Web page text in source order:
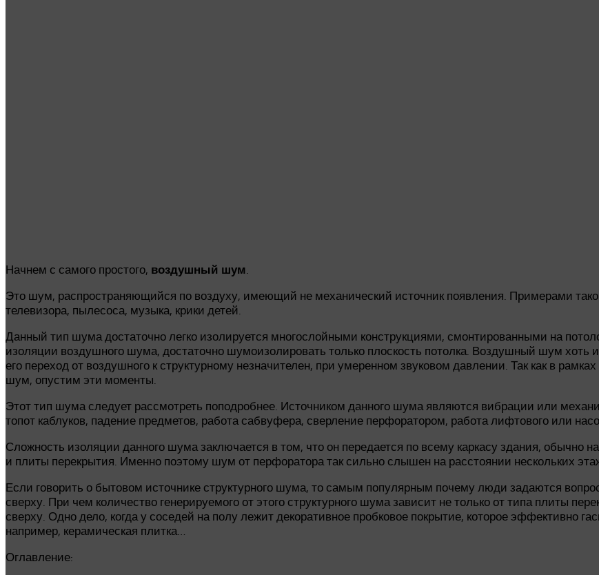
Начнем с самого простого, воздушный шум
Это шум, распространяющийся по воздуху, имеющий не механический источник появления. Примерами
телевизора, пылесоса, музыка, крики детей.
Данный тип шума достаточно легко изолируется многослойными конструкциями, смонтированными на
изоляции воздушного шума, достаточно шумоизолировать только плоскость потолка. Воздушный шум хоть
его переход от воздушного к структурному незначителен, при умеренном звуковом давлении. Так как в
шум, опустим эти моменты.
Этот тип шума следует рассмотреть поподробнее. Источником данного шума являются вибрации или
топот каблуков, падение предметов, работа сабвуфера, сверление перфоратором, работа лифтового или
Сложность изоляции данного шума заключается в том, что он передается по всему каркасу здания, обычно
и плиты перекрытия. Именно поэтому шум от перфоратора так сильно слышен на расстоянии нескольких
Если говорить о бытовом источнике структурного шума, то самым популярным почему люди задаются
сверху. При чем количество генерируемого от этого структурного шума зависит не только от типа плиты
сверху. Одно дело, когда у соседей на полу лежит декоративное пробковое покрытие, которое эффективно
например, керамическая плитка…
Оглавление: